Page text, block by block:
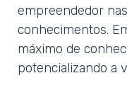
empreendedor
conhecimentos.
máximo de
potencializando a